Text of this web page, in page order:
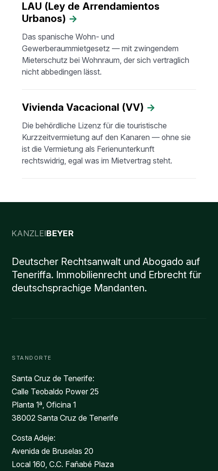
LAU (Ley de Arrendamientos
Urbanos) →
Das spanische Wohn- und
Gewerberaummietgesetz — mit zwingendem
Mieterschutz bei Wohnraum, der sich vertraglich
nicht abbedingen lässt.
Vivienda Vacacional (VV) →
Die behördliche Lizenz für die touristische
Kurzzeitvermietung auf den Kanaren — ohne sie
ist die Vermietung als Ferienunterkunft
rechtswidrig, egal was im Mietvertrag steht.
KANZLEIBEYER
Deutscher Rechtsanwalt und Abogado auf
Teneriffa. Immobilienrecht und Erbrecht für
deutschsprachige Mandanten.
STANDORTE
Santa Cruz de Tenerife:
Calle Teobaldo Power 25
Planta 1ª, Oficina 1
38002 Santa Cruz de Tenerife
Costa Adeje:
Avenida de Bruselas 20
Local 160, C.C. Fañabé Plaza